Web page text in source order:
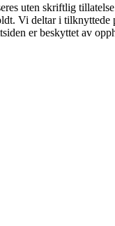
uten skriftlig
Vi deltar i tilknyttede
er beskyttet av